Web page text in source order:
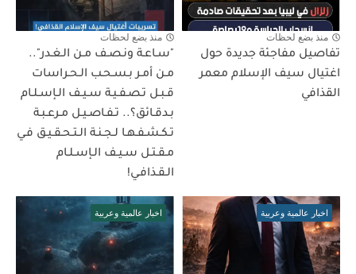
منذ بضع لحظات
تفاصيل مفاجئة جديدة حول
اغتيال سيف الإسلام معمر
القذافي
منذ بضع لحظات
"سـاعـة ونـصـف مـن الـغـدر"..
مـن أمـر بـسـحـب الـحـراسات
قـبـل تـصـفـيـة سـيـف الـإسـلـام
بـدقـائق؟.. تـفـاصـيـل مـرعـبـة
تـكـشـفـهـا لـجـنـة الـتـحـقـيـق فـي
مـقـتـل سـيـف الـإسـلـام
الـقـذافـي!
اخبار عالمية وعربية اخبار عالمية وعربية